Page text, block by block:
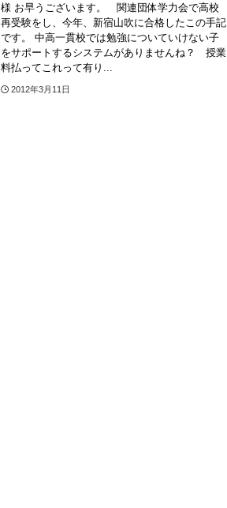
様 お早うございます。 関連団体学力会で高校
再受験をし、今年、新宿山吹に合格したこの手記
です。 中高一貫校では勉強についていけない子
をサポートするシステムがありませんね？ 授業
料払ってこれって有り...
2012年3月11日